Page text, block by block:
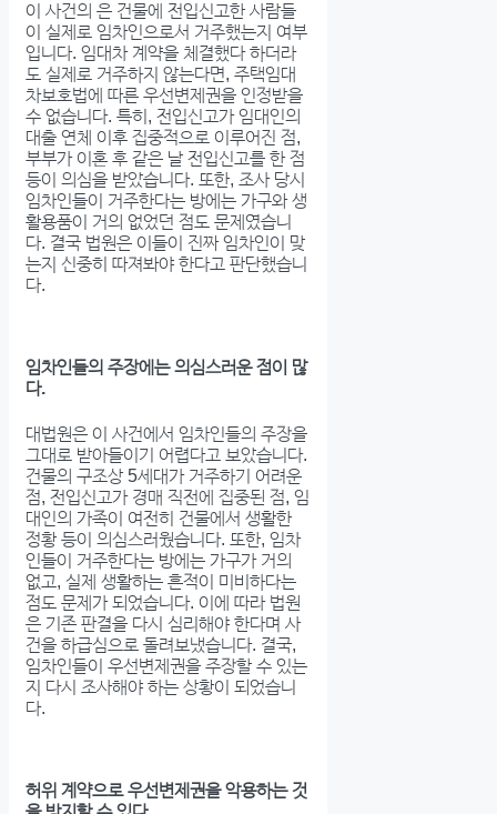
이 사건의 은 건물에 전입신고한 사람들
이 실제로 임차인으로서 거주했는지 여부
입니다. 임대차 계약을 체결했다 하더라
도 실제로 거주하지 않는다면, 주택임대
차보호법에 따른 우선변제권을 인정받을
수 없습니다. 특히, 전입신고가 임대인의
대출 연체 이후 집중적으로 이루어진 점,
부부가 이혼 후 같은 날 전입신고를 한 점
등이 의심을 받았습니다. 또한, 조사 당시
임차인들이 거주한다는 방에는 가구와 생
활용품이 거의 없었던 점도 문제였습니
다. 결국 법원은 이들이 진짜 임차인이 맞
는지 신중히 따져봐야 한다고 판단했습니
다.
임차인들의 주장에는 의심스러운 점이 많
다.
대법원은 이 사건에서 임차인들의 주장을
그대로 받아들이기 어렵다고 보았습니다.
건물의 구조상 5세대가 거주하기 어려운
점, 전입신고가 경매 직전에 집중된 점, 임
대인의 가족이 여전히 건물에서 생활한
정황 등이 의심스러웠습니다. 또한, 임차
인들이 거주한다는 방에는 가구가 거의
없고, 실제 생활하는 흔적이 미비하다는
점도 문제가 되었습니다. 이에 따라 법원
은 기존 판결을 다시 심리해야 한다며 사
건을 하급심으로 돌려보냈습니다. 결국,
임차인들이 우선변제권을 주장할 수 있는
지 다시 조사해야 하는 상황이 되었습니
다.
허위 계약으로 우선변제권을 악용하는 것